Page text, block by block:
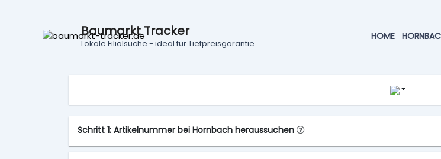
Baumarkt Tracker
Lokale Filialsuche - ideal für Tiefpreisgarantie
HOME
Schritt 1: Artikelnummer bei Hornbach heraussuchen